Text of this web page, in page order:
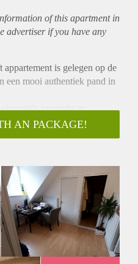
of this apartmentin
advertiser if you have any
is gelegen op de
een mooi authentiek pand in
ingericht en
op een open vide gelegen
half open keuken welke is
douche cabine, wastafel
is separaat gelegen.
het comfort van wonen in de
Niet geschikt voor
en/of huisdieren.
(o.a. internet en
maand. Waarborgsom €
AN PACKAGE!